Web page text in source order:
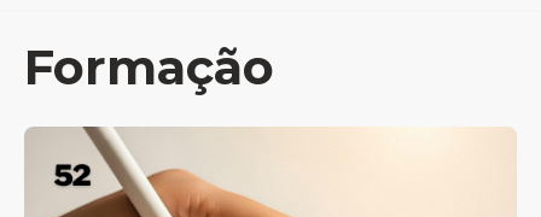
Formação